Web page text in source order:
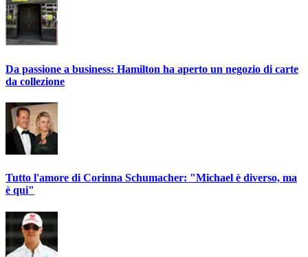
Da passione a business: Hamilton ha aperto un negozio di carte
da collezione
Tutto l'amore di Corinna Schumacher: "Michael è diverso, ma
è qui"